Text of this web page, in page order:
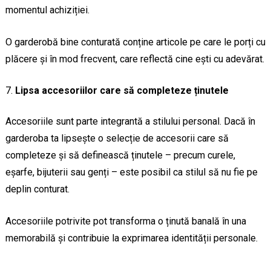
momentul achiziției.
O garderobă bine conturată conține articole pe care le porți cu
plăcere și în mod frecvent, care reflectă cine ești cu adevărat.
Lipsa accesoriilor care să completeze ținutele
Accesoriile sunt parte integrantă a stilului personal. Dacă în
garderoba ta lipsește o selecție de accesorii care să
completeze și să definească ținutele – precum curele,
eșarfe, bijuterii sau genți – este posibil ca stilul să nu fie pe
deplin conturat.
Accesoriile potrivite pot transforma o ținută banală în una
memorabilă și contribuie la exprimarea identității personale.